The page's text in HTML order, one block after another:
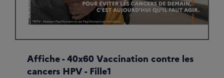
Affiche - 40x60 Vaccination contre les
cancers HPV - Fille1